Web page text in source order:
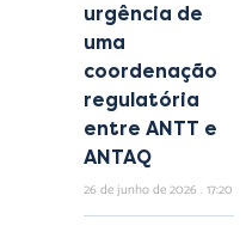
urgência de
uma
coordenação
regulatória
entre ANTT e
ANTAQ
26 de junho de 2026 17:20